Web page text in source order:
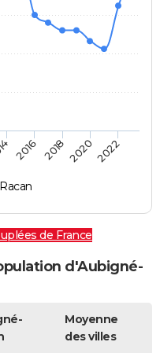
2016 2018 20202022
de France
d'Aubigné-
Moyenne
des villes